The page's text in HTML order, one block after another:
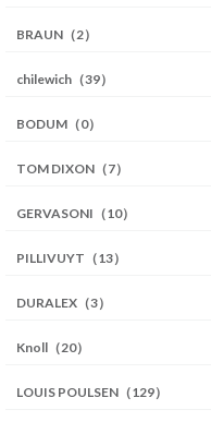
BRAUN（2）
chilewich（39）
BODUM（0）
TOM DIXON（7）
GERVASONI（10）
PILLIVUYT（13）
DURALEX（3）
Knoll（20）
LOUIS POULSEN（129）